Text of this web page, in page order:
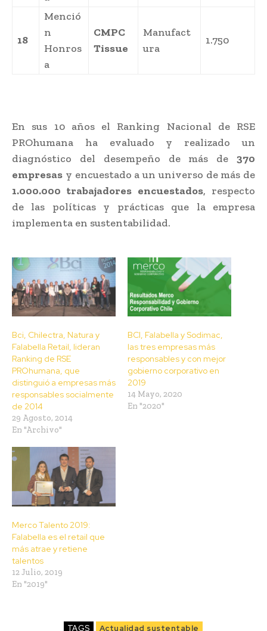
18
Menció
n
Honros
a
CMPC
Tissue
Manufact
ura
1.750
En sus 10 años el Ranking Nacional de RSE
PROhumana ha evaluado y realizado un
diagnóstico del desempeño de más de 370
empresas y encuestado a un universo de más de
1.000.000 trabajadores encuestados, respecto
de las políticas y prácticas que la empresa
implementa en sustentabilidad.
Bci, Chilectra, Natura y
Falabella Retail, lideran
Ranking de RSE
PROhumana, que
distinguió a empresas más
responsables socialmente
de 2014
29 Agosto, 2014
En "Archivo"
BCI, Falabella y Sodimac,
las tres empresas más
responsables y con mejor
gobierno corporativo en
2019
14 Mayo, 2020
En "2020"
Merco Talento 2019:
Falabella es el retail que
más atrae y retiene
talentos
12 Julio, 2019
En "2019"
TAGS Actualidad sustentable